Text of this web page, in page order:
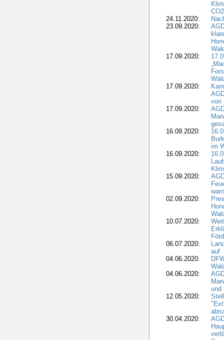
24.11.2020:
23.09.2020:
17.09.2020:
17.09.2020:
von
17.09.2020:
16.09.2020:
im
16.09.2020:
15.09.2020:
02.09.2020:
10.07.2020:
06.07.2020:
auf
04.06.2020:
04.06.2020:
und
12.05.2020:
30.04.2020: